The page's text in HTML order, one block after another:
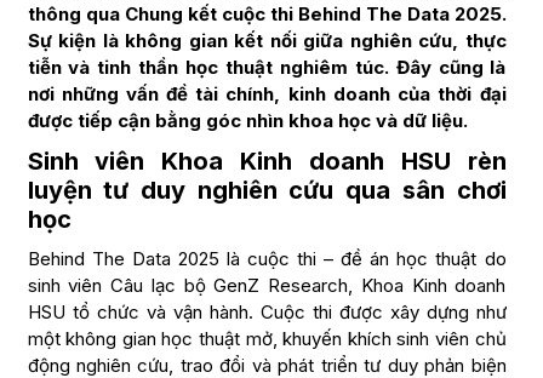
thông qua Chung kết cuộc thi Behind The Data 2025.
Sự kiện là không gian kết nối giữa nghiên cứu, thực
tiễn và tinh thần học thuật nghiêm túc. Đây cũng là
nơi những vấn đề tài chính, kinh doanh của thời đại
được tiếp cận bằng góc nhìn khoa học và dữ liệu.
Sinh viên Khoa Kinh doanh HSU rèn
luyện tư duy nghiên cứu qua sân chơi
học
Behind The Data 2025 là cuộc thi – đề án học thuật do
sinh viên Câu lạc bộ GenZ Research, Khoa Kinh doanh
HSU tổ chức và vận hành. Cuộc thi được xây dựng như
một không gian học thuật mở, khuyến khích sinh viên chủ
động nghiên cứu, trao đổi và phát triển tư duy phản biện